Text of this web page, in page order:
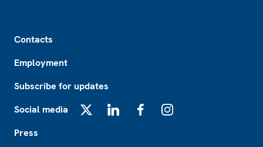
Contacts
Employment
Subscribe for updates
Social media
Press